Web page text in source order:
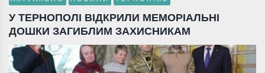
У ТЕРНОПОЛІ ВІДКРИЛИ МЕМОРІАЛЬНІ
ДОШКИ ЗАГИБЛИМ ЗАХИСНИКАМ